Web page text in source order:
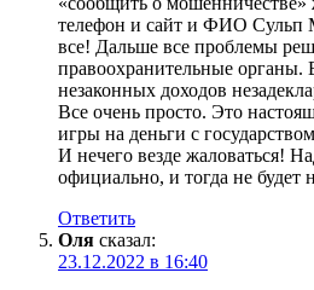
телефон и сайт и ФИО Сульп
все! Дальше все проблемы
правоохранительные органы.
незаконных доходов
Все очень просто. Это
игры на деньги с
И нечего везде жаловаться!
официально, и тогда не будет
Ответить
Оля сказал:
23.12.2022 в 16:40